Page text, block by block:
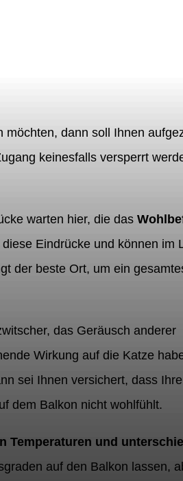
möchten, dann soll Ihnen
keinesfalls versperrt
warten hier, die das
Eindrücke und können im
der beste Ort, um ein
das Geräusch anderer
Wirkung auf die Katze
sei Ihnen versichert, dass Ihre
dem Balkon nicht wohlfühlt.
Temperaturen und
auf den Balkon lassen,